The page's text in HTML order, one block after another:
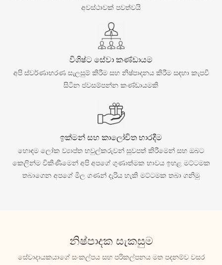
අවස්ථාවක් පවත්වයි
විශිෂ්ට සේවා කණ්ඩායම
අපි ස්වර්ණාභරණ සැලසුම් කිරීම සහ නිෂ්පාදනය කිරීම සඳහා කැපවී
සිටින ජවසම්පන්න කණ්ඩායමකි
ඉක්මන් සහ කාලෝචිත භාරදීම
හොඳම ලෝක ව්‍යාප්ත හවුල්කරුවන් සුවපත් කිරීමෙන් සහ ඔබට
කෙලින්ම විකිණීමෙන් අපි අපගේ ගුණාත්මක භාවය ඉහළ මට්ටමක
තබාගෙන අපගේ මිල ගණන් දැරිය හැකි මට්ටමක තබා ගනිමු
නිෂ්පාදක සැකසුම
සේවාදායකයාගේ සංකල්පය සහ පරිකල්පනය මත පදනම්ව වසර